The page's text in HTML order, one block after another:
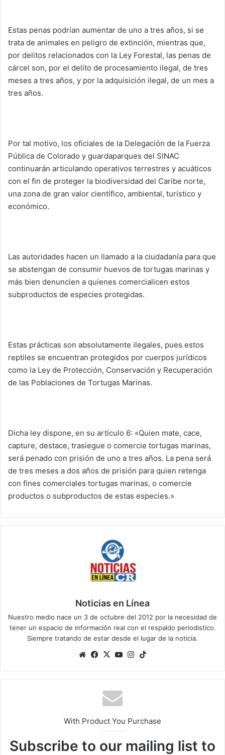
Estas penas podrían aumentar de uno a tres años, si se
trata de animales en peligro de extinción, mientras que,
por delitos relacionados con la Ley Forestal, las penas de
cárcel son, por el delito de procesamiento ilegal, de tres
meses a tres años, y por la adquisición ilegal, de un mes a
tres años.
Por tal motivo, los oficiales de la Delegación de la Fuerza
Pública de Colorado y guardaparques del SINAC
continuarán articulando operativos terrestres y acuáticos
con el fin de proteger la biodiversidad del Caribe norte,
una zona de gran valor científico, ambiental, turístico y
económico.
Las autoridades hacen un llamado a la ciudadanía para que
se abstengan de consumir huevos de tortugas marinas y
más bien denuncien a quienes comercialicen estos
subproductos de especies protegidas.
Estas prácticas son absolutamente ilegales, pues estos
reptiles se encuentran protegidos por cuerpos jurídicos
como la Ley de Protección, Conservación y Recuperación
de las Poblaciones de Tortugas Marinas.
Dicha ley dispone, en su artículo 6: «Quien mate, cace,
capture, destace, trasiegue o comercie tortugas marinas,
será penado con prisión de uno a tres años. La pena será
de tres meses a dos años de prisión para quien retenga
con fines comerciales tortugas marinas, o comercie
productos o subproductos de estas especies.»
Noticias en Línea
Nuestro medio nace un 3 de octubre del 2012 por la necesidad de
tener un espacio de información real con el respaldo periodistico.
Siempre tratando de estar desde el lugar de la noticia.
SitioFacebook
X YouTubeInstagram
With Product You Purchase
Subscribe to our mailing list to